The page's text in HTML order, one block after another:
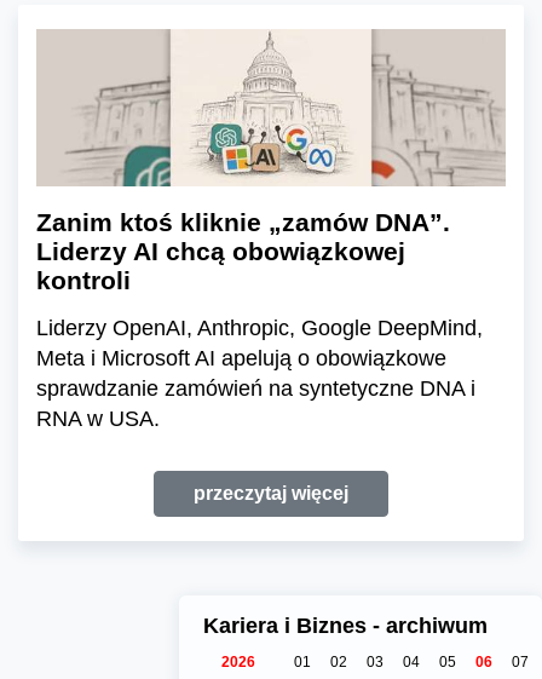
Zanim ktoś kliknie „zamów DNA”.
Liderzy AI chcą obowiązkowej
kontroli
Liderzy OpenAI, Anthropic, Google DeepMind,
Meta i Microsoft AI apelują o obowiązkowe
sprawdzanie zamówień na syntetyczne DNA i
RNA w USA.
przeczytaj więcej
Kariera i Biznes - archiwum
2026 01 02 03 04 05 06
07